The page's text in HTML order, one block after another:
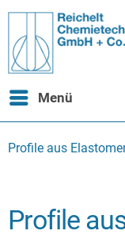
Menü
Profile aus
Profile